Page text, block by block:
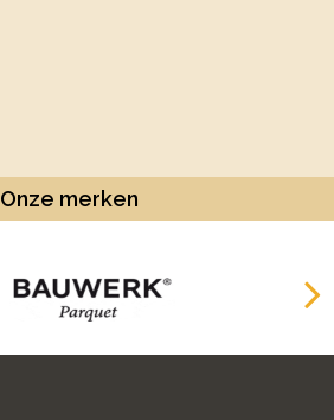
Onze merken